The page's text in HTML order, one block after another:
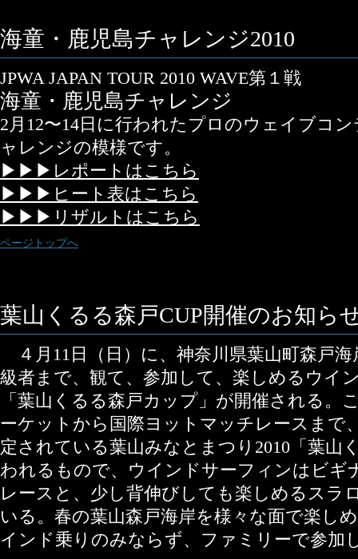
海童・鹿児島チャレンジ2010
JPWA JAPAN TOUR 2010 WAVE第１戦
海童・鹿児島チャレンジ
2月12〜14日に行われたプロのウェイブコ
ャレンジの模様です。
▶▶▶レポートはこちら
▶▶▶ヒート表はこちら
▶▶▶リザルトはこちら
ページトップへ
葉山くるる森戸CUP開催のお知ら
４月11日（日）に、神奈川県葉山町森戸
級者まで、観て、参加して、楽しめるウイ
「葉山くるる森戸カップ」が開催される。
ーケットから国際ヨットマッチレースまで
定されている葉山みなとまつり2010「葉山
われるもので、ウインドサーフィンはビギ
レースと、少し背伸びしても楽しめるスラ
いる。春の葉山森戸海岸を様々な面で楽し
インド乗りのみならず、ファミリーで参加